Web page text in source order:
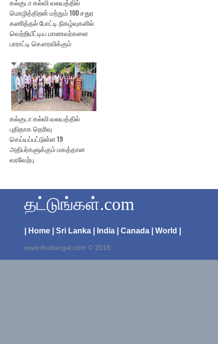
கல்குடா கல்வி வலயத்தில்
மொழித்திறன் மற்றும் 100 சதுர
கணித்தல் போட்டி நிகழ்வுகளில்
வெற்றியீட்டிய மாணவர்களை
பாராட்டி கௌரவிக்கும்
கல்குடா கல்வி வலயத்தில்
புதிதாக தெரிவு
செய்யப்பட்டுள்ள 19
அதிபர்களுக்கும் மகத்தான
வரவேற்பு
தட்டுங்கள்.com
| Home | Sri Lanka | India | Canada | World |
www.thattungal.com © 2018